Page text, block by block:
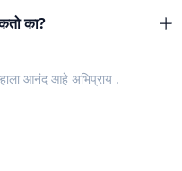
का?
आनंद आहे अभिप्राय .